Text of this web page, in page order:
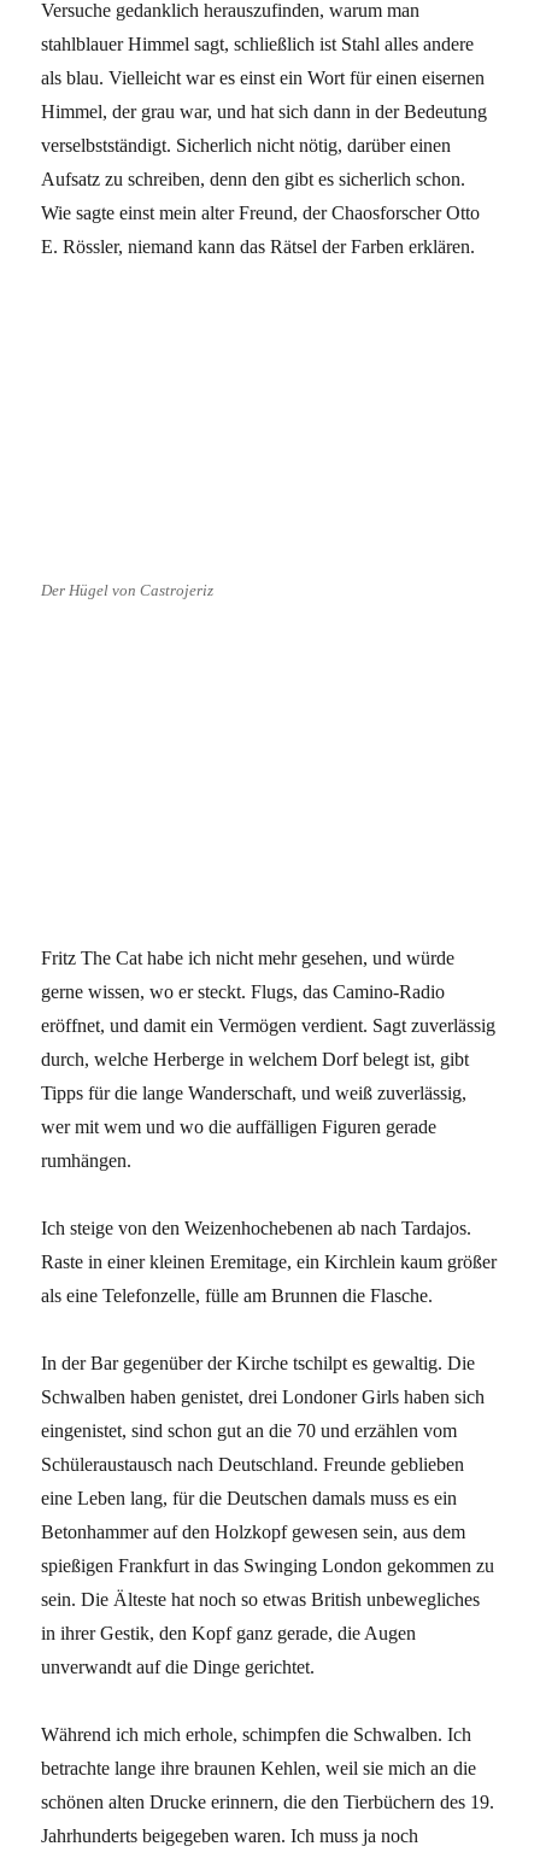
Versuche gedanklich herauszufinden, warum man
stahlblauer Himmel sagt, schließlich ist Stahl alles andere
als blau. Vielleicht war es einst ein Wort für einen eisernen
Himmel, der grau war, und hat sich dann in der Bedeutung
verselbstständigt. Sicherlich nicht nötig, darüber einen
Aufsatz zu schreiben, denn den gibt es sicherlich schon.
Wie sagte einst mein alter Freund, der Chaosforscher Otto
E. Rössler, niemand kann das Rätsel der Farben erklären.
Der Hügel von Castrojeriz
Fritz The Cat habe ich nicht mehr gesehen, und würde
gerne wissen, wo er steckt. Flugs, das Camino-Radio
eröffnet, und damit ein Vermögen verdient. Sagt zuverlässig
durch, welche Herberge in welchem Dorf belegt ist, gibt
Tipps für die lange Wanderschaft, und weiß zuverlässig,
wer mit wem und wo die auffälligen Figuren gerade
rumhängen.
Ich steige von den Weizenhochebenen ab nach Tardajos.
Raste in einer kleinen Eremitage, ein Kirchlein kaum größer
als eine Telefonzelle, fülle am Brunnen die Flasche.
In der Bar gegenüber der Kirche tschilpt es gewaltig. Die
Schwalben haben genistet, drei Londoner Girls haben sich
eingenistet, sind schon gut an die 70 und erzählen vom
Schüleraustausch nach Deutschland. Freunde geblieben
eine Leben lang, für die Deutschen damals muss es ein
Betonhammer auf den Holzkopf gewesen sein, aus dem
spießigen Frankfurt in das Swinging London gekommen zu
sein. Die Älteste hat noch so etwas British unbewegliches
in ihrer Gestik, den Kopf ganz gerade, die Augen
unverwandt auf die Dinge gerichtet.
Während ich mich erhole, schimpfen die Schwalben. Ich
betrachte lange ihre braunen Kehlen, weil sie mich an die
schönen alten Drucke erinnern, die den Tierbüchern des 19.
Jahrhunderts beigegeben waren. Ich muss ja noch